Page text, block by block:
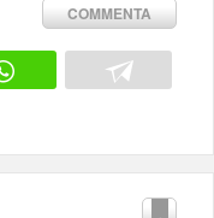
COMMENTA